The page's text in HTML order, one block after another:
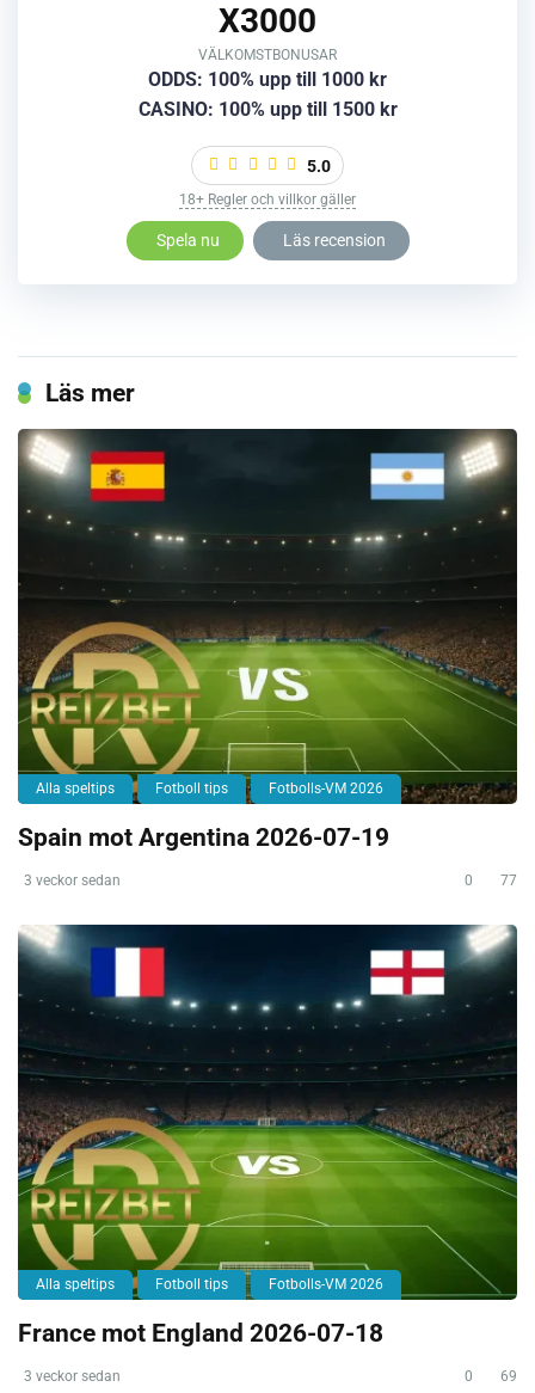
X3000
VÄLKOMSTBONUSAR
ODDS: 100% upp till 1000 kr
CASINO: 100% upp till 1500 kr
5.0
18+ Regler och villkor gäller
Spela nu Läs recension
Läs mer
Alla speltips Fotboll tips Fotbolls-VM 2026
Spain mot Argentina 2026-07-19
3 veckor sedan 0 77
Alla speltips Fotboll tips Fotbolls-VM 2026
France mot England 2026-07-18
3 veckor sedan 0 69